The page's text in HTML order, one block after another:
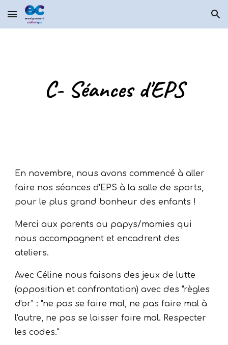
Skip to main content Skip to navigation
C- Séances d'EPS
En novembre, nous avons commencé à aller
faire nos séances d'EPS à la salle de sports,
pour le plus grand bonheur des enfants !
Merci aux parents ou papys/mamies qui
nous accompagnent et encadrent des
ateliers.
Avec Céline nous faisons des jeux de lutte
(opposition et confrontation) avec des "règles
d'or" : "ne pas se faire mal, ne pas faire mal à
l'autre, ne pas se laisser faire mal. Respecter
les codes."